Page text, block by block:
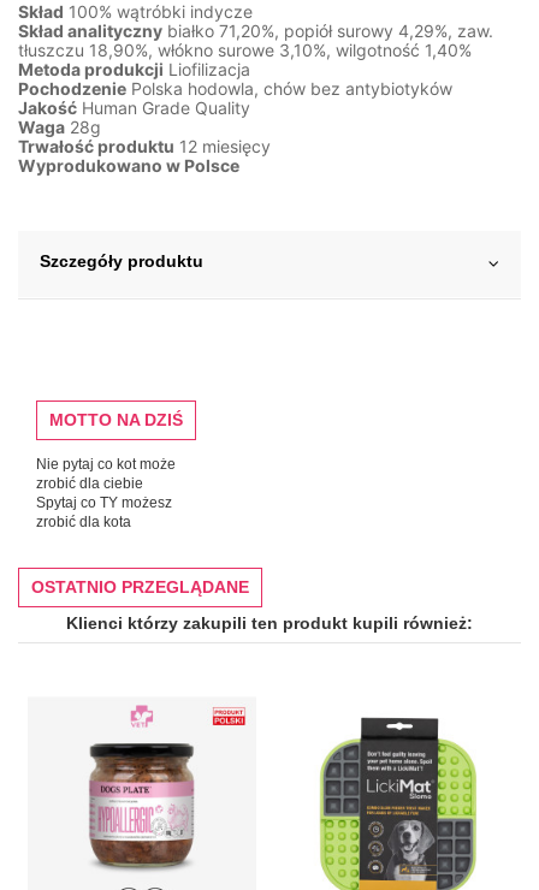
Skład 100% wątróbki indycze
Skład analityczny białko 71,20%, popiół surowy 4,29%, zaw.
tłuszczu 18,90%, włókno surowe 3,10%, wilgotność 1,40%
Metoda produkcji Liofilizacja
Pochodzenie Polska hodowla, chów bez antybiotyków
Jakość Human Grade Quality
Waga 28g
Trwałość produktu 12 miesięcy
Wyprodukowano w Polsce
Szczegóły produktu
MOTTO NA DZIŚ
Nie pytaj co kot może
zrobić dla ciebie
Spytaj co TY możesz
zrobić dla kota
OSTATNIO PRZEGLĄDANE
Klienci którzy zakupili ten produkt kupili również: